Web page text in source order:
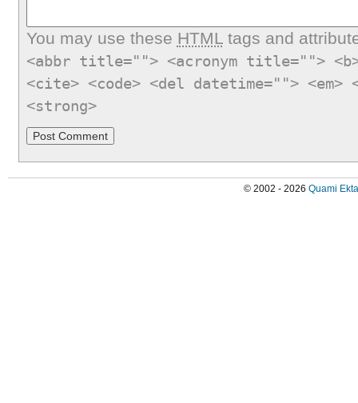
You may use these HTMLtags and
<abbr title=""> <acronym title="">
<cite> <code> <del datetime="">
<strong>
© 2002 - 2026 Quami